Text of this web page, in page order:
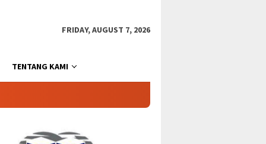
FRIDAY, AUGUST 7, 2026
TENTANG KAMI